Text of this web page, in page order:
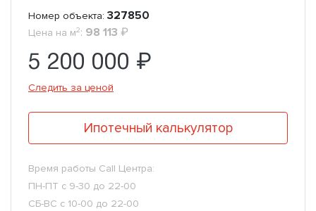
Номер объекта: 327850
Цена на м2: 98 113 ₽
5 200 000 ₽
Следить за ценой
Ипотечный калькулятор
Время работы Call Центра:
ПН-ПТ с 9-30 до 22-00
СБ-ВС с 10-00 до 22-00